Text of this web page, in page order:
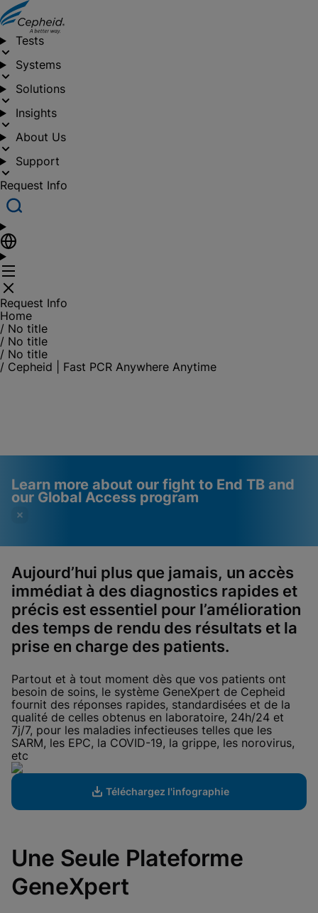
Tests
Systems
Solutions
Insights
About Us
Support
Request Info
Request Info
Home
/ No title
/ No title
/ No title
/ Cepheid | Fast PCR Anywhere Anytime
Learn more about our fight to End TB and
our Global Access program
Videos require that
Functional Cookies be
enabled
Please note: Enabling Functional
Cookies will update this settings for all
View & Update your Cookie Settings
View Privacy Policy
Enable Functional Cookies
Functional Cookies
Enabled
View & Update your Cookie Settings
View Privacy Policy
Aujourd’hui plus que jamais, un accès
immédiat à des diagnostics rapides et
précis est essentiel pour l’amélioration
des temps de rendu des résultats et la
prise en charge des patients.
Partout et à tout moment dès que vos patients ont
besoin de soins, le système GeneXpert de Cepheid
fournit des réponses rapides, standardisées et de la
qualité de celles obtenus en laboratoire, 24h/24 et
7j/7, pour les maladies infectieuses telles que les
SARM, les EPC, la COVID-19, la grippe, les norovirus,
etc
Téléchargez l'infographie
Une Seule Plateforme
GeneXpert